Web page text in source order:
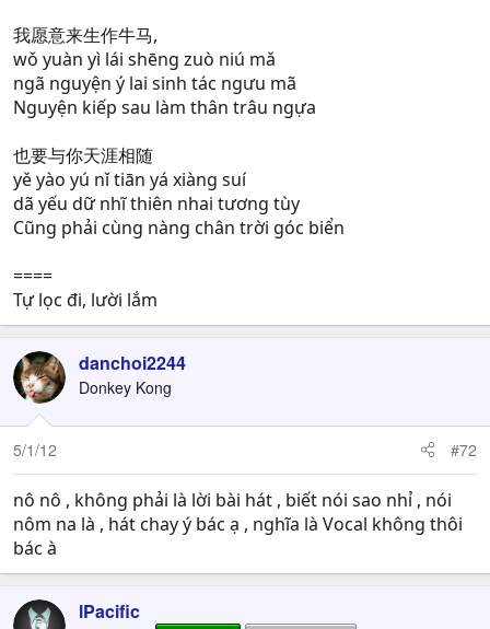
我愿意来生作牛马,
wǒ yuàn yì lái shēng zuò niú mǎ
ngã nguyện ý lai sinh tác ngưu mã
Nguyện kiếp sau làm thân trâu ngựa
也要与你天涯相随
yě yào yú nǐ tiān yá xiàng suí
dã yếu dữ nhĩ thiên nhai tương tùy
Cũng phải cùng nàng chân trời góc biển
====
Tự lọc đi, lười lắm
danchoi2244
Donkey Kong
5/1/12 #72
nô nô , không phải là lời bài hát , biết nói sao nhỉ , nói
nôm na là , hát chay ý bác ạ , nghĩa là Vocal không thôi
bác à
lPacific